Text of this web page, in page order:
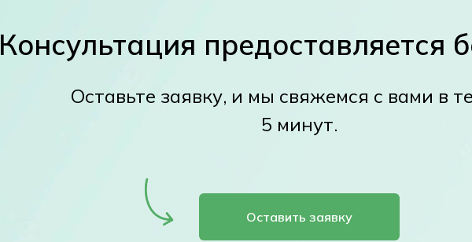
Консультация предоставляется
Оставьте заявку, и мы свяжемся с вами в
5 минут.
Оставить заявку